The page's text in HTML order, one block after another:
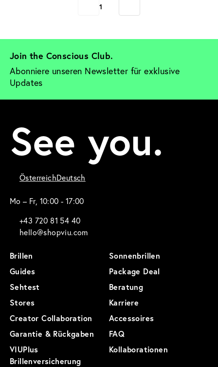
1
Join the Conscious Club.
Abonniere unseren Newsletter für exklusive
Updates
See you.
ÖsterreichDeutsch
Mo – Fr, 10:00 - 17:00
+43 720 81 54 40
hello@shopviu.com
Brillen
Sonnenbrillen
Guides
Package Deal
Sehtest
Beratung
Stores
Karriere
Creator Collaboration
Accessoires
Garantie & Rückgaben
FAQ
VIUPlus
Brillenversicherung
Kollaborationen